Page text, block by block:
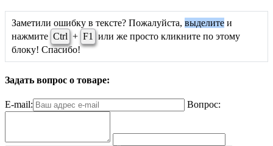
Заметили ошибку в тексте? Пожалуйста, выделите и
нажмите Ctrl + F1
или же просто кликните по этому
блоку! Спасибо!
Задать вопрос о товаре:
E-mail: Вопрос: